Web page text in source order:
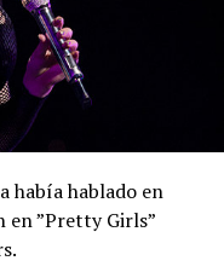
había hablado en
”Pretty Girls”